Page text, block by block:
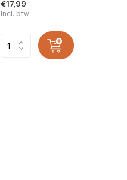
€17,99
Incl. btw